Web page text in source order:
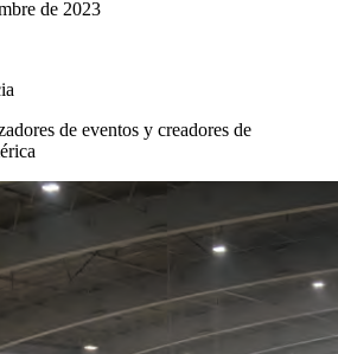
de 2023
de eventos y creadores de